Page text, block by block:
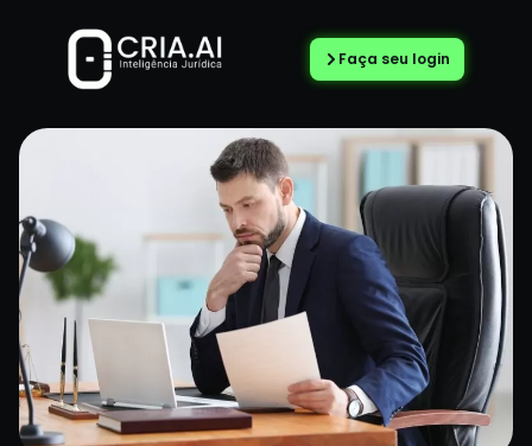
Faça seu login